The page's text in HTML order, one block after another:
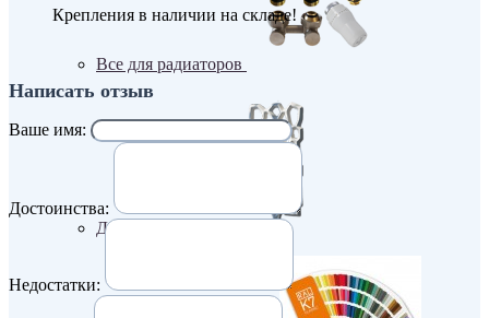
Все для радиаторов
Дизайнерские
Крепления в наличии на складе!
Написать отзыв
Ваше имя:
Достоинства:
Недостатки: